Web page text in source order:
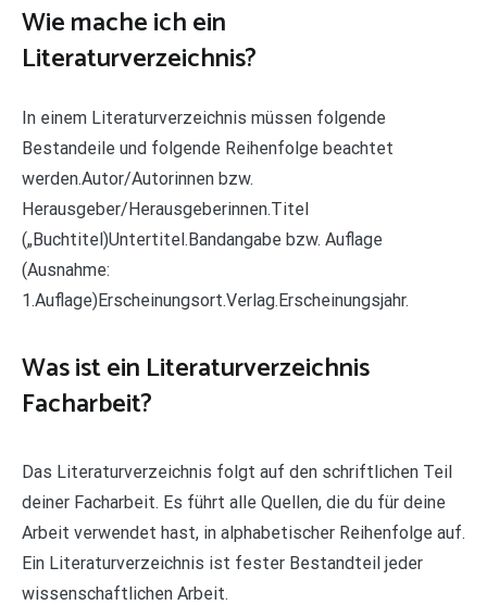
Wie mache ich ein
Literaturverzeichnis?
In einem Literaturverzeichnis müssen folgende
Bestandeile und folgende Reihenfolge beachtet
werden.Autor/Autorinnen bzw.
Herausgeber/Herausgeberinnen.Titel
(„Buchtitel)Untertitel.Bandangabe bzw. Auflage
(Ausnahme:
1.Auflage)Erscheinungsort.Verlag.Erscheinungsjahr.
Was ist ein Literaturverzeichnis
Facharbeit?
Das Literaturverzeichnis folgt auf den schriftlichen Teil
deiner Facharbeit. Es führt alle Quellen, die du für deine
Arbeit verwendet hast, in alphabetischer Reihenfolge auf.
Ein Literaturverzeichnis ist fester Bestandteil jeder
wissenschaftlichen Arbeit.